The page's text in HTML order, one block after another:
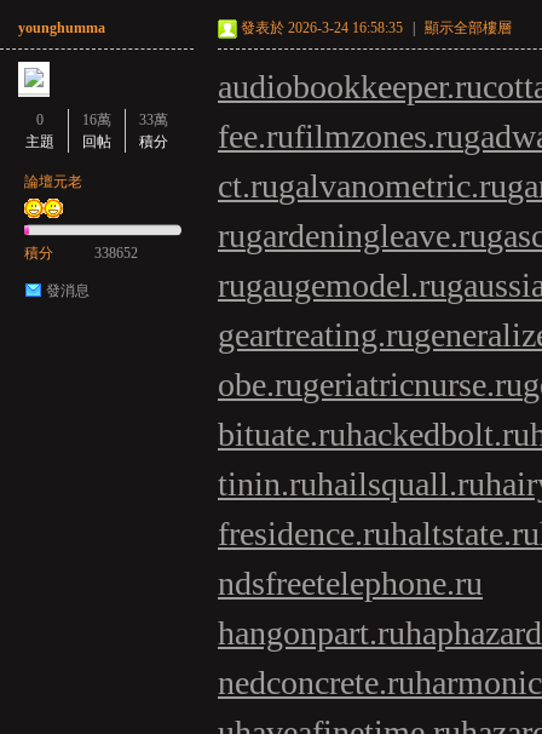
younghumma
0
主題
16萬
回帖
33萬
積分
論壇元老
積分 338652
發消息
發表於 2026-3-24 16:58:35 顯示全部樓層
audiobookkeeper.ru
fee.rufilmzones.ru
ct.rugalvanometric.ru
rugardeningleave.ru
rugaugemodel.ru
geartreating.ru
obe.rugeriatricnurse.ru
bituate.ruhackedbolt.ru
tinin.ruhailsquall.ru
fresidence.ruhaltstate.ru
ndsfreetelephone.ru
hangonpart.ru
nedconcrete.ru